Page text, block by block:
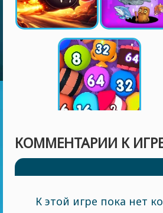
КОММЕНТАРИИ К
К этой игре пока нет